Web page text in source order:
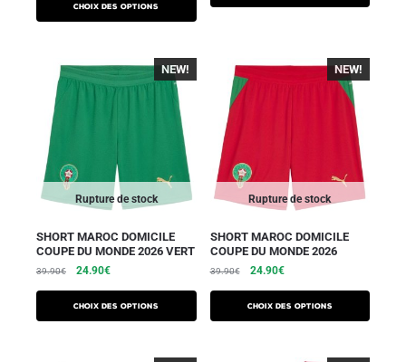
Choix des options
Rupture de stock
NEW!
SHORT MAROC DOMICILE
COUPE DU MONDE 2026 VERT
39.90€ 24.90€
Choix des options
Rupture de stock
NEW!
SHORT MAROC DOMICILE
COUPE DU MONDE 2026
39.90€ 24.90€
Choix des options